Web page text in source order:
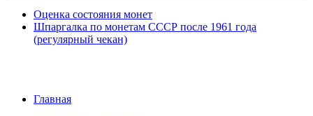
Оценка состояния монет
Шпаргалка по монетам СССР после 1961 года
(регулярный чекан)
Главная